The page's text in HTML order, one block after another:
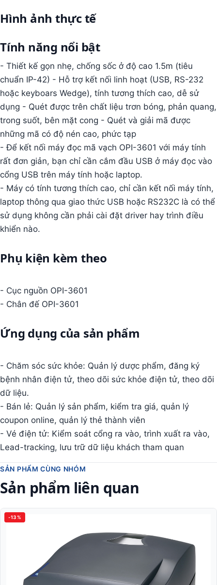
Hình ảnh thực tế
Tính năng nổi bật
- Thiết kế gọn nhẹ, chống sốc ở độ cao 1.5m (tiêu
chuẩn IP-42) - Hỗ trợ kết nối linh hoạt (USB, RS-232
hoặc keyboars Wedge), tính tương thích cao, dễ sử
dụng - Quét được trên chất liệu trơn bóng, phản quang,
trong suốt, bên mặt cong - Quét và giải mã được
những mã có độ nén cao, phức tạp
- Để kết nối máy đọc mã vạch OPI-3601 với máy tính
rất đơn giản, bạn chỉ cần cắm đầu USB ở máy đọc vào
cổng USB trên máy tính hoặc laptop.
- Máy có tính tương thích cao, chỉ cần kết nối máy tính,
laptop thông qua giao thức USB hoặc RS232C là có thể
sử dụng không cần phải cài đặt driver hay trình điều
khiển nào.
Phụ kiện kèm theo
- Cục nguồn OPI-3601
- Chân đế OPI-3601
Ứng dụng của sản phẩm
- Chăm sóc sức khỏe: Quản lý dược phẩm, đăng ký
bệnh nhân điện tử, theo dõi sức khỏe điện tử, theo dõi
dữ liệu.
- Bán lẻ: Quản lý sản phẩm, kiểm tra giá, quản lý
coupon online, quản lý thẻ thành viên
- Vé điện tử: Kiểm soát cổng ra vào, trình xuất ra vào,
Lead-tracking, lưu trữ dữ liệu khách tham quan
SẢN PHẨM CÙNG NHÓM
Sản phẩm liên quan
-13%